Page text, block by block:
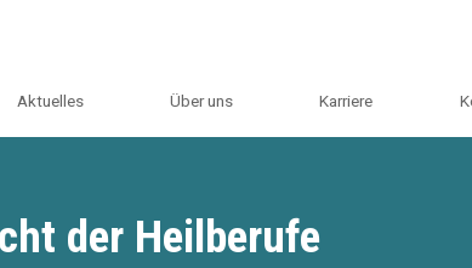
Aktuelles Über uns Karriere
der Heilberufe